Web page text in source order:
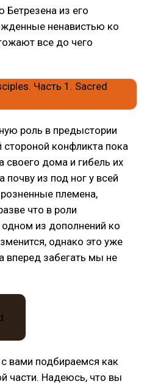
Бетрезена из его
ненавистью ко
все до чего
роль в предыстории
конфликта пока
своего дома и гибель их
из под ног у всей
племена,
что в роли
из дополнений ко
однако это уже
вперед забегать мы не
вами подбираемся как
части. Надеюсь, что вы